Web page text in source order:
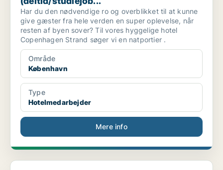
Har du den nødvendige ro og overblikket til at kunne
give gæster fra hele verden en super oplevelse, når
resten af byen sover? Til vores hyggelige hotel
Copenhagen Strand søger vi en natportier .
Område
København
Type
Hotelmedarbejder
Mere info
[xxxxx] Vejle Studiejob - Natportier- weekend